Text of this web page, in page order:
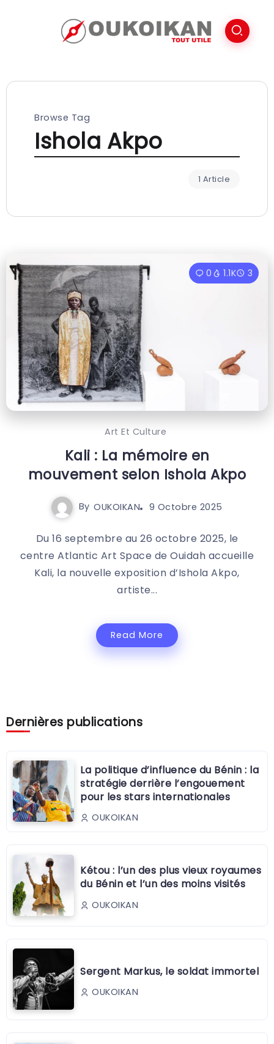
Browse Tag
Ishola Akpo
1 Article
0 1.1K 3
Art Et Culture
Kali : La mémoire en
mouvement selon Ishola Akpo
By OUKOIKAN 9 Octobre 2025
Du 16 septembre au 26 octobre 2025, le
centre Atlantic Art Space de Ouidah accueille
Kali, la nouvelle exposition d’Ishola Akpo,
artiste...
Read More
Dernières publications
La politique d’influence du Bénin : la
stratégie derrière l’engouement
pour les stars internationales
OUKOIKAN
Kétou : l’un des plus vieux royaumes
du Bénin et l’un des moins visités
OUKOIKAN
Sergent Markus, le soldat immortel
OUKOIKAN